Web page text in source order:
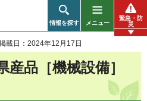
情報を探す メニュー
緊急・防
災
載日：2024年12月17日
品［機械設備］